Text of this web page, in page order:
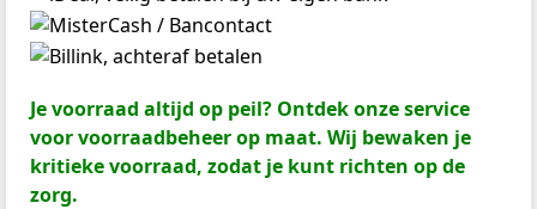
Je voorraad altijd op peil? Ontdek onze service
voor voorraadbeheer op maat. Wij bewaken je
kritieke voorraad, zodat je kunt richten op de
zorg.